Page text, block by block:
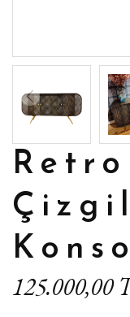
125.000,00